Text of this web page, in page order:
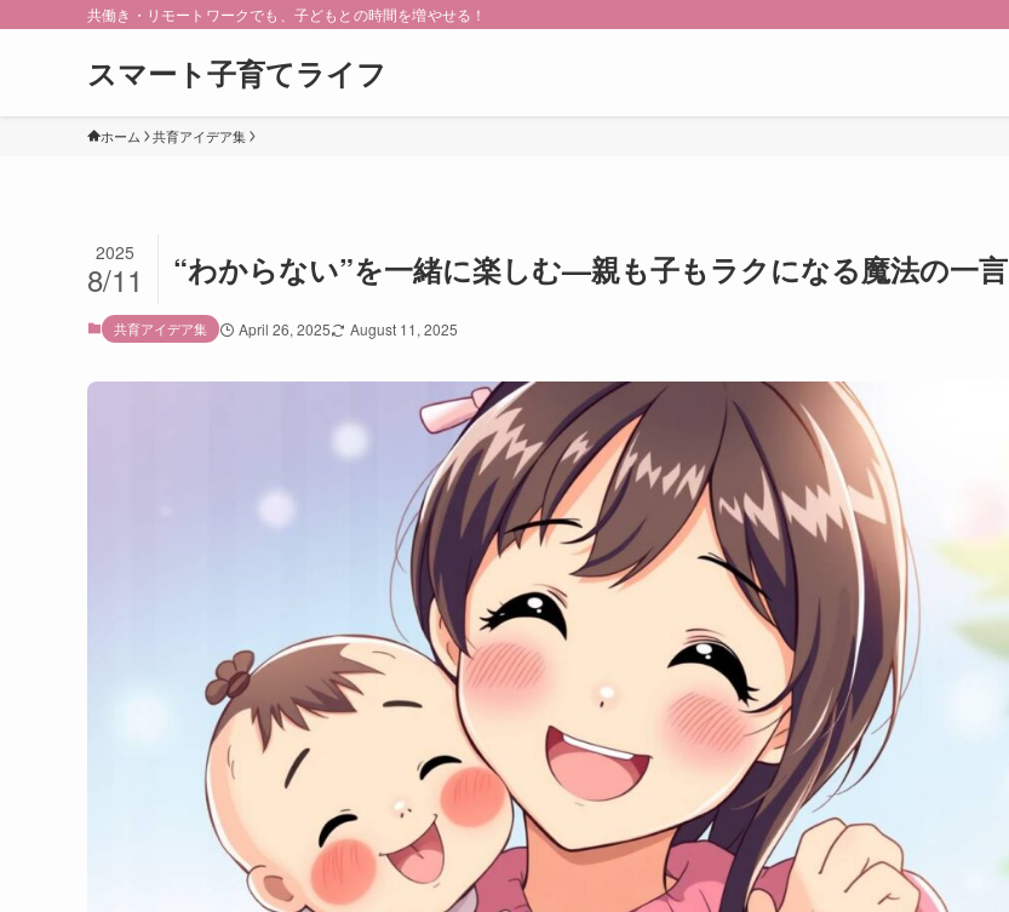
共働き・リモートワークでも、子どもとの時間を増やせる！
スマート子育てライフ
ホーム 共育アイデア集
“わからない”を一緒に楽しむ—親も子もラクになる魔法の一言
2025
8/11
共育アイデア集 April 26, 2025 August 11, 2025